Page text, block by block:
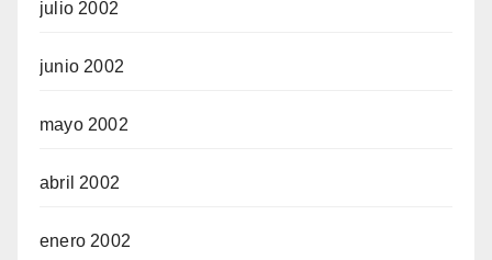
julio 2002
junio 2002
mayo 2002
abril 2002
enero 2002